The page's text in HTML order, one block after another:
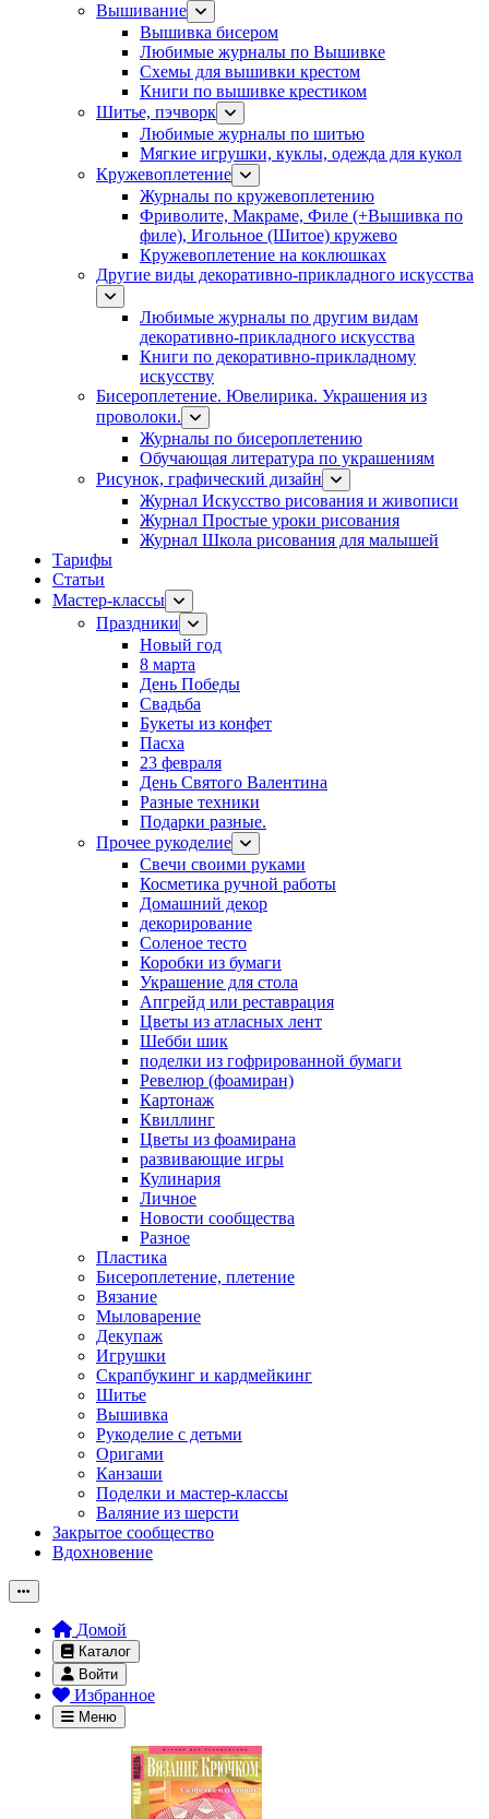
Вышивание
Вышивка бисером
Любимые журналы по Вышивке
Схемы для вышивки крестом
Книги по вышивке крестиком
Шитье, пэчворк
Любимые журналы по шитью
Мягкие игрушки, куклы, одежда для кукол
Кружевоплетение
Журналы по кружевоплетению
Фриволите, Макраме, Филе (+Вышивка по
филе), Игольное (Шитое) кружево
Кружевоплетение на коклюшках
Другие виды декоративно-прикладного искусства
Любимые журналы по другим видам
декоративно-прикладного искусства
Книги по декоративно-прикладному
искусству
Бисероплетение. Ювелирика. Украшения из
проволоки.
Журналы по бисероплетению
Обучающая литература по украшениям
Рисунок, графический дизайн
Журнал Искусство рисования и живописи
Журнал Простые уроки рисования
Журнал Школа рисования для малышей
Тарифы
Статьи
Мастер-классы
Праздники
Новый год
8 марта
День Победы
Свадьба
Букеты из конфет
Пасха
23 февраля
День Святого Валентина
Разные техники
Подарки разные.
Прочее рукоделие
Свечи своими руками
Косметика ручной работы
Домашний декор
декорирование
Соленое тесто
Коробки из бумаги
Украшение для стола
Апгрейд или реставрация
Цветы из атласных лент
Шебби шик
поделки из гофрированной бумаги
Ревелюр (фоамиран)
Картонаж
Квиллинг
Цветы из фоамирана
развивающие игры
Кулинария
Личное
Новости сообщества
Разное
Пластика
Бисероплетение, плетение
Вязание
Мыловарение
Декупаж
Игрушки
Скрапбукинг и кардмейкинг
Шитье
Вышивка
Рукоделие с детьми
Оригами
Канзаши
Поделки и мастер-классы
Валяние из шерсти
Закрытое сообщество
Вдохновение
Домой
Каталог
Войти
Избранное
Меню